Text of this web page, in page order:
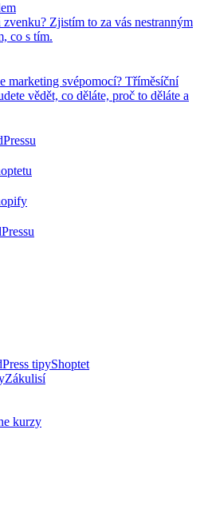
Zjistím to za vás nestranným
co s tím.
marketing svépomocí? Tříměsíční
vědět, co děláte, proč to děláte a
tipyShoptet
Zákulisí
kurzy